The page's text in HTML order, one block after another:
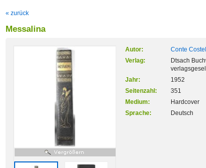
« zurück
Messalina
Autor:
Conte
Verlag:
Dtsach
Jahr:
1952
Seitenzahl:
351
Medium:
Hardcover
Sprache:
Deutsch